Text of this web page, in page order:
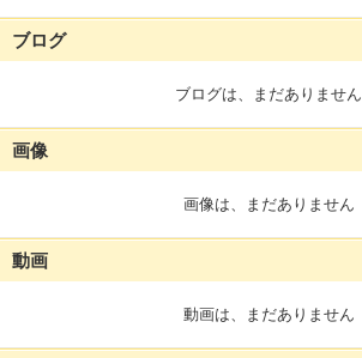
ブログ
ブログは、まだありません
画像
画像は、まだありません
動画
動画は、まだありません